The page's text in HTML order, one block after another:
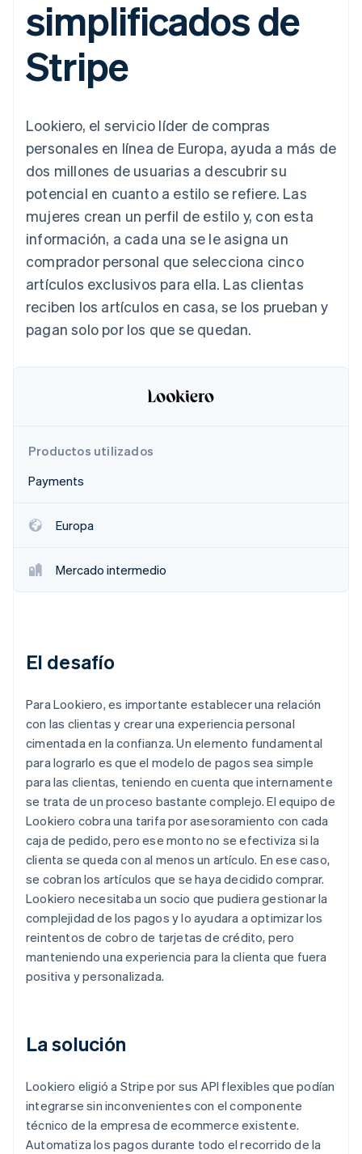
Authorization
Boost
Optimizaciones
Link
Proceso de
Recognition
Automatización
contable
de datos
Más
Product roadmap
Ver lo que viene
Radar
Prevención de fraude
Atlas
Constitución de una startup
Climate
Eliminación de dióxido de carbono
Descubre cómo Stripe construye la infraestructura
Gestión del dinero
Plataformas
SaaS
Empresas de IA
Economía de los
creadores
Hostelería, viajes y ocio
Seguros
Medios de
comunicación y
entretenimiento
Organizaciones sin
fines de lucro
Servicios
profesionales
Socios
Gestionar
suscripciones
Ofrecer cobro por
Emitir tarjetas
respaldadas por
servicios con agentes
Recursos
Integraciones de
aplicaciones
Ejemplos de código
Blog de
desarrolladores
Estado de la API
Empresa
Hoja de ruta del
Conferencia anual
Sessions
Stripe Press
Contacta con ventas
Conviértete en socio
simplificados de
Stripe
Lookiero, el servicio líder de compras
personales en línea de Europa, ayuda a más de
dos millones de usuarias a descubrir su
potencial en cuanto a estilo se refiere. Las
mujeres crean un perfil de estilo y, con esta
información, a cada una se le asigna un
comprador personal que selecciona cinco
artículos exclusivos para ella. Las clientas
reciben los artículos en casa, se los prueban y
pagan solo por los que se quedan.
Productos utilizados
Payments
Europa
Mercado intermedio
El desafío
Para Lookiero, es importante establecer una relación
con las clientas y crear una experiencia personal
cimentada en la confianza. Un elemento fundamental
para lograrlo es que el modelo de pagos sea simple
para las clientas, teniendo en cuenta que internamente
se trata de un proceso bastante complejo. El equipo de
Lookiero cobra una tarifa por asesoramiento con cada
caja de pedido, pero ese monto no se efectiviza si la
clienta se queda con al menos un artículo. En ese caso,
se cobran los artículos que se haya decidido comprar.
Lookiero necesitaba un socio que pudiera gestionar la
complejidad de los pagos y lo ayudara a optimizar los
reintentos de cobro de tarjetas de crédito, pero
manteniendo una experiencia para la clienta que fuera
positiva y personalizada.
La solución
Lookiero eligió a Stripe por sus API flexibles que podían
integrarse sin inconvenientes con el componente
técnico de la empresa de ecommerce existente.
Automatiza los pagos durante todo el recorrido de la